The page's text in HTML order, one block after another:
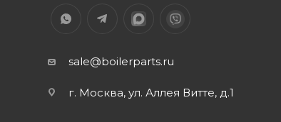
sale@boilerparts.ru
г. Москва, ул. Аллея Витте, д.1